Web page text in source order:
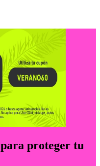
para proteger tu